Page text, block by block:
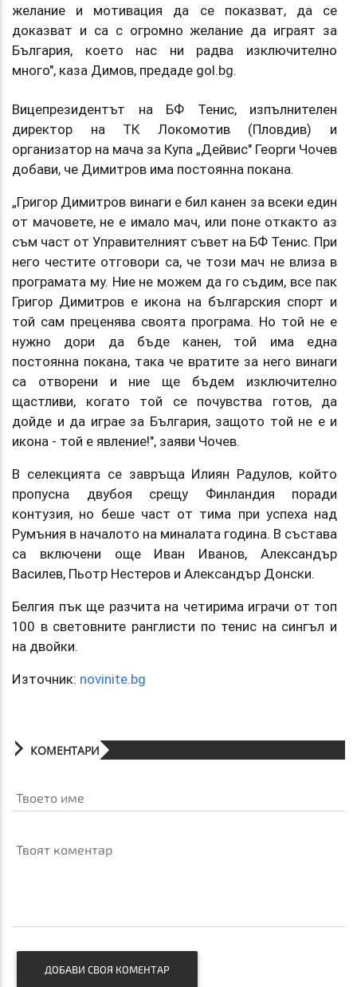
желание и мотивация да се показват, да се
доказват и са с огромно желание да играят за
България, което нас ни радва изключително
много", каза Димов, предаде gol.bg.
Вицепрезидентът на БФ Тенис, изпълнителен
директор на ТК Локомотив (Пловдив) и
организатор на мача за Купа „Дейвис" Георги Чочев
добави, че Димитров има постоянна покана.
„Григор Димитров винаги е бил канен за всеки един
от мачовете, не е имало мач, или поне откакто аз
съм част от Управителният съвет на БФ Тенис. При
него честите отговори са, че този мач не влиза в
програмата му. Ние не можем да го съдим, все пак
Григор Димитров е икона на българския спорт и
той сам преценява своята програма. Но той не е
нужно дори да бъде канен, той има една
постоянна покана, така че вратите за него винаги
са отворени и ние ще бъдем изключително
щастливи, когато той се почувства готов, да
дойде и да играе за България, защото той не е и
икона - той е явление!", заяви Чочев.
В селекцията се завръща Илиян Радулов, който
пропусна двубоя срещу Финландия поради
контузия, но беше част от тима при успеха над
Румъния в началото на миналата година. В състава
са включени още Иван Иванов, Александър
Василев, Пьотр Нестеров и Александър Донски.
Белгия пък ще разчита на четирима играчи от топ
100 в световните ранглисти по тенис на сингъл и
на двойки.
Източник: novinite.bg
КОМЕНТАРИ
Твоето име
Твоят коментар
ДОБАВИ СВОЯ КОМЕНТАР